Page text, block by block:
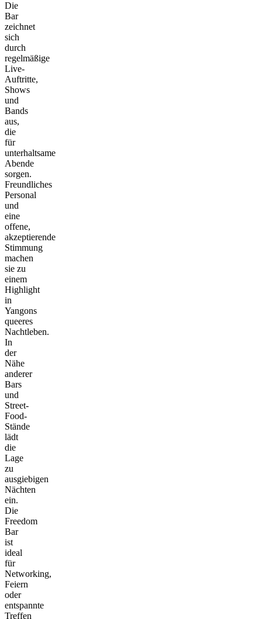
Die
Bar
zeichnet
sich
durch
regelmäßige
Live-
Auftritte,
Shows
und
Bands
aus,
die
für
unterhaltsame
Abende
sorgen.
Freundliches
Personal
und
eine
offene,
akzeptierende
Stimmung
machen
sie zu
einem
Highlight
in
Yangons
queeres
Nachtleben.
In
der
Nähe
anderer
Bars
und
Street-
Food-
Stände
lädt
die
Lage
zu
ausgiebigen
Nächten
ein.
Die
Freedom
Bar
ist
ideal
für
Networking,
Feiern
oder
entspannte
Treffen